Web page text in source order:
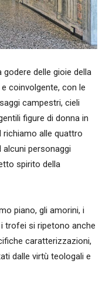
godere delle gioie della
coinvolgente, con le
campestri, cieli
figure di donna in
alle quattro
alcuni personaggi
spirito della
piano, gli amorini, i
trofei si ripetono anche
caratterizzazioni,
dalle virtù teologali e